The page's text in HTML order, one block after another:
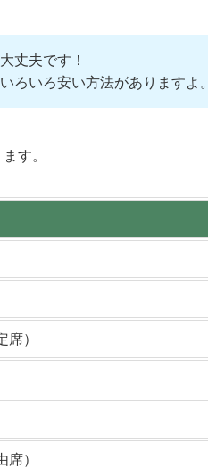
大丈夫です！
いろいろ安い方法がありますよ。
す。
席）
席）